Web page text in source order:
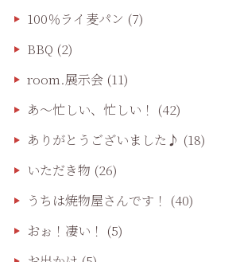
100％ライ麦パン (7)
BBQ (2)
room.展示会(11)
あ〜忙しい、忙しい！ (42)
ありがとうございました♪ (18)
いただき物 (26)
うちは焼物屋さんです！ (40)
おぉ！凄い！ (5)